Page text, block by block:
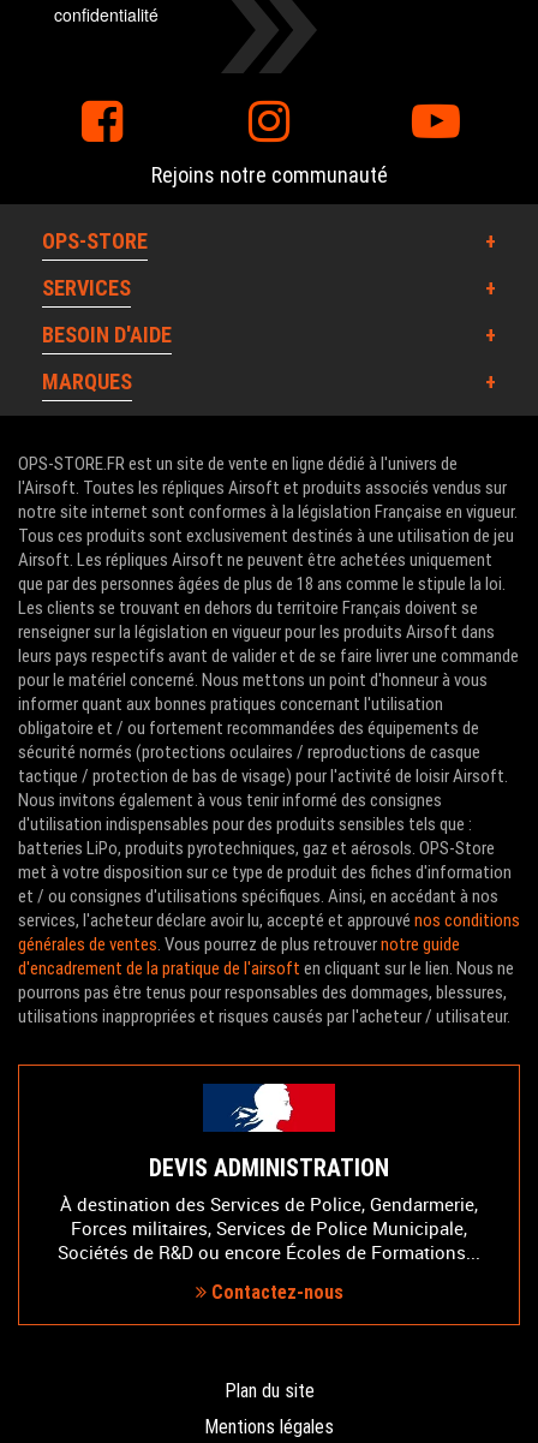
confidentialité
Rejoins notre communauté
OPS-STORE
SERVICES
BESOIN D'AIDE
MARQUES
OPS-STORE.FR est un site de vente en ligne dédié à l'univers de
l'Airsoft. Toutes les répliques Airsoft et produits associés vendus sur
notre site internet sont conformes à la législation Française en vigueur.
Tous ces produits sont exclusivement destinés à une utilisation de jeu
Airsoft. Les répliques Airsoft ne peuvent être achetées uniquement
que par des personnes âgées de plus de 18 ans comme le stipule la loi.
Les clients se trouvant en dehors du territoire Français doivent se
renseigner sur la législation en vigueur pour les produits Airsoft dans
leurs pays respectifs avant de valider et de se faire livrer une commande
pour le matériel concerné. Nous mettons un point d'honneur à vous
informer quant aux bonnes pratiques concernant l'utilisation
obligatoire et / ou fortement recommandées des équipements de
sécurité normés (protections oculaires / reproductions de casque
tactique / protection de bas de visage) pour l'activité de loisir Airsoft.
Nous invitons également à vous tenir informé des consignes
d'utilisation indispensables pour des produits sensibles tels que :
batteries LiPo, produits pyrotechniques, gaz et aérosols. OPS-Store
met à votre disposition sur ce type de produit des fiches d'information
et / ou consignes d'utilisations spécifiques. Ainsi, en accédant à nos
services, l'acheteur déclare avoir lu, accepté et approuvé nos conditions
générales de ventes. Vous pourrez de plus retrouvernotre guide
d'encadrement de la pratique de l'airsoft en cliquant sur le lien. Nous ne
pourrons pas être tenus pour responsables des dommages, blessures,
utilisations inappropriées et risques causés par l'acheteur / utilisateur.
DEVIS ADMINISTRATION
À destination des Services de Police, Gendarmerie,
Forces militaires, Services de Police Municipale,
Sociétés de R&D ou encore Écoles de Formations...
Contactez-nous
Plan du site
Mentions légales